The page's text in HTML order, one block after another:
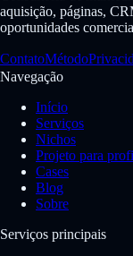
aquisição, páginas,
oportunidades
ContatoMétodo
Navegação
Início
Serviços
Nichos
Projeto para
Cases
Blog
Sobre
Serviços principais